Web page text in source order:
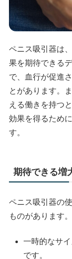
ペニス吸引器は
果を期待できる
で、血行が促進
とがあります。
える働きを持つ
効果を得るため
す。
期待できる増
ペニス吸引器の
ものがあります。
一時的なサ
です。